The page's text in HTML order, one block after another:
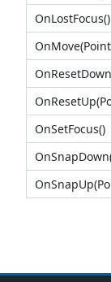
OnLostFocus()
OnSetFocus()